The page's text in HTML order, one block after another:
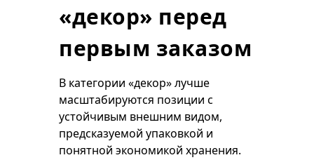
«декор» перед
первым заказом
В категории «декор» лучше
масштабируются позиции с
устойчивым внешним видом,
предсказуемой упаковкой и
понятной экономикой хранения.